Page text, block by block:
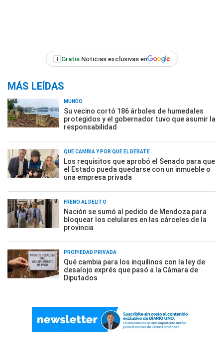
+ Gratis:Noticias exclusivas en
MÁS LEÍDAS
MUNDO
Su vecino cortó 186 árboles de humedales
protegidos y el gobernador tuvo que asumir la
responsabilidad
QUÉ CAMBIA Y POR QUÉ EL DEBATE
Los requisitos que aprobó el Senado para que
el Estado pueda quedarse con un inmueble o
una empresa privada
FRENO AL DELITO
Nación se sumó al pedido de Mendoza para
bloquear los celulares en las cárceles de la
provincia
PROPIEDAD PRIVADA
Qué cambia para los inquilinos con la ley de
desalojo exprés que pasó a la Cámara de
Diputados